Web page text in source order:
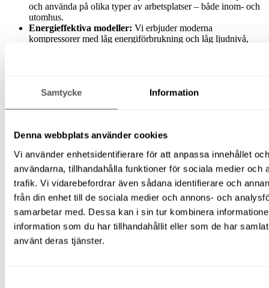
Samtycke Information
Denna webbplats använder cookies
Vi använder enhetsidentifierare för att anpassa innehållet
användarna, tillhandahålla funktioner för sociala medier och
trafik. Vi vidarebefordrar även sådana identifierare och
från din enhet till de sociala medier och annons- och
samarbetar med. Dessa kan i sin tur kombinera
information som du har tillhandahållit eller som de har
använt deras tjänster.
och använda på olika typer av arbetsplatser – både inom- och
utomhus.
Energieffektiva modeller: Vi erbjuder moderna
kompressorer med låg energiförbrukning och låg ljudnivå,
Att hyra kompressor är ett smart och kostnadseffektivt alternativ –
Spara pengar:Du slipper dyra inköp, förvaring och
servicekostnader. Du betalar bara för tiden du använder den.
Välj en kompressor som passar just ditt
projekt – oavsett om du behöver hög kapacitet eller en liten,
portabel modell.
Inget underhåll:Våra kompressorer är servade, testade och
Snabb leverans:Du kan själv hämta kompressorn eller få
den levererad till din arbetsplats i Norrköping – vi ordnar det
som passar dig bäst.
Enkel bokföring: